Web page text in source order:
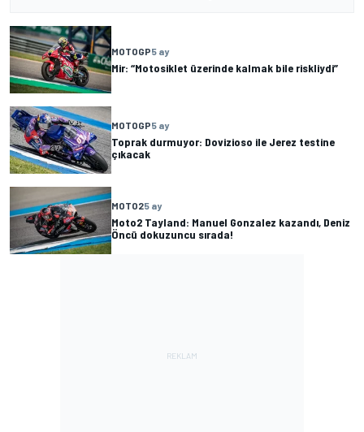
MOTOGP5 ay
Mir: “Motosiklet üzerinde kalmak bile riskliydi”
MOTOGP5 ay
Toprak durmuyor: Dovizioso ile Jerez testine
çıkacak
MOTO25 ay
Moto2 Tayland: Manuel Gonzalez kazandı, Deniz
Öncü dokuzuncu sırada!